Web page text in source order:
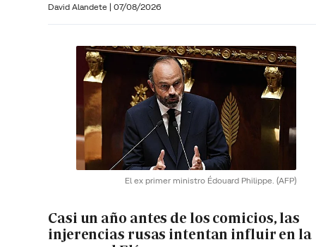
David Alandete | 07/08/2026
El ex primer ministro Édouard Philippe. (AFP)
Casi un año antes de los comicios, las
injerencias rusas intentan influir en la